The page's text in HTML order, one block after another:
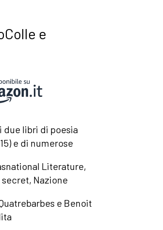
e
due libri di poesia
e di numerose
Literature,
secret, Nazione
e Benoit